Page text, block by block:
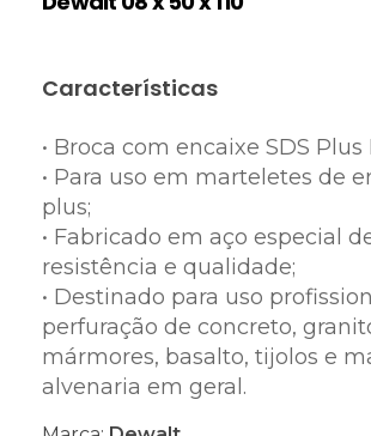
Características
• Broca com encaixe SDS Plus
• Para uso em marteletes de
plus;
• Fabricado em aço especial
resistência e qualidade;
• Destinado para uso
perfuração de concreto,
mármores, basalto, tijolos e
alvenaria em geral.